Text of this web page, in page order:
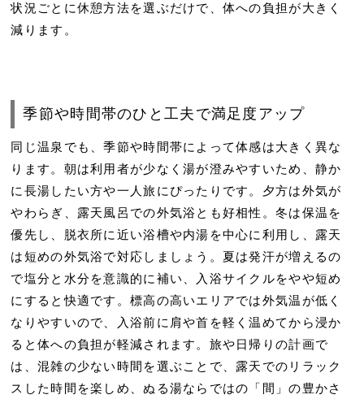
状況ごとに休憩方法を選ぶだけで、体への負担が大きく
減ります。
季節や時間帯のひと工夫で満足度アップ
同じ温泉でも、季節や時間帯によって体感は大きく異な
ります。朝は利用者が少なく湯が澄みやすいため、静か
に長湯したい方や一人旅にぴったりです。夕方は外気が
やわらぎ、露天風呂での外気浴とも好相性。冬は保温を
優先 し、脱衣所に近い浴槽や内湯を中心に利用し、露天
は短めの外気浴で対応しましょう。夏は発汗が増えるの
で塩分と水分を意識的に補い、
入浴サイクルをやや短め
に すると快適です。標高の高いエリアでは外気温が低く
なりやすいので、
入浴前に肩や首を軽く温めてから浸か
ると体への負担が軽減されます。旅や日帰りの計画で
は、 混雑の少ない時間を選ぶ ことで、露天でのリラック
スした時間を楽しめ、ぬる湯ならではの「間」の豊かさ